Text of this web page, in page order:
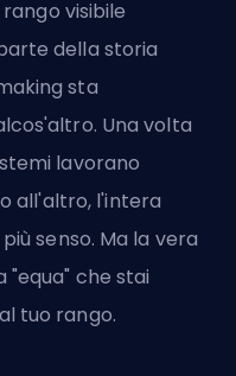
visibile
della storia
sta
Una volta
lavorano
all'altro, l'intera
senso. Ma la vera
che stai
tuo rango.